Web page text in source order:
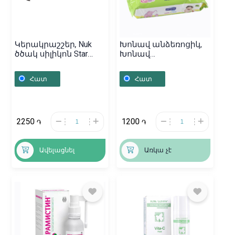
Կերակրաշշեր, Nuk
ծծակ սիլիկոն Star
Գերմանիա
Հատ
2250 ֏
Ավելացնել
Խոնավ անձեռոցիկ,
Խոնավ
«Septona»,
Հունաստան
Հատ
1200 ֏
Առկա չէ